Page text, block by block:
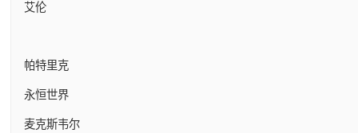
艾伦
帕特里克
永恒世界
麦克斯韦尔